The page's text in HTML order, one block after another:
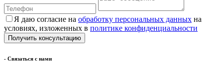
Я даю согласие на обработку персональных данных на
условиях, изложенных в политике конфиденциальности
- Cвязаться с нами